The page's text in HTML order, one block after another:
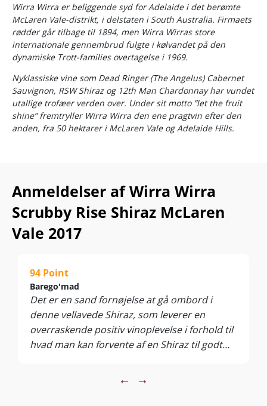
Wirra Wirra er beliggende syd for Adelaide i det berømte
McLaren Vale-distrikt, i delstaten i South Australia. Firmaets
rødder går tilbage til 1894, men Wirra Wirras store
internationale gennembrud fulgte i kølvandet på den
dynamiske Trott-families overtagelse i 1969.
Nyklassiske vine som Dead Ringer (The Angelus) Cabernet
Sauvignon, RSW Shiraz og 12th Man Chardonnay har vundet
utallige trofæer verden over. Under sit motto ”let the fruit
shine” fremtryller Wirra Wirra den ene pragtvin efter den
anden, fra 50 hektarer i McLaren Vale og Adelaide Hills.
Anmeldelser af Wirra Wirra
Scrubby Rise Shiraz McLaren
Vale 2017
94 Point
Barego'mad
Det er en sand fornøjelse at gå ombord i
denne vellavede Shiraz, som leverer en
overraskende positiv vinoplevelse i forhold til
hvad man kan forvente af en Shiraz til godt
← →